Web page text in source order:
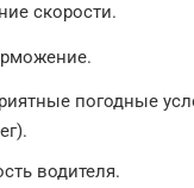
скорости.
погодные
водителя.